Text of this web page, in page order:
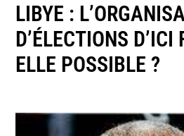
LIBYE :
D’ÉLECTIONS
ELLE POSSIBLE ?